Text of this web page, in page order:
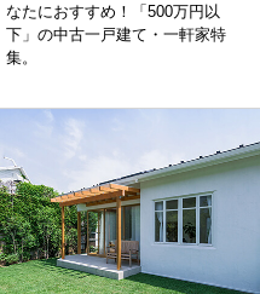
なたにおすすめ！「500万円以
下」の中古一戸建て・一軒家特
集。